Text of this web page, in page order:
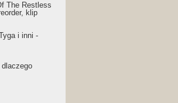
The Restless
klip
i inni -
dlaczego